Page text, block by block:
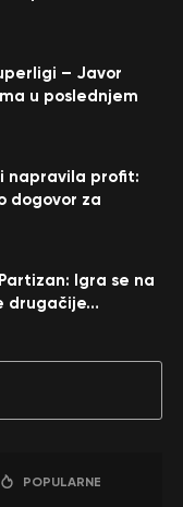
– Javor
u poslednjem
napravila profit:
dogovor za
Igra se na
drugačije…
POPULARNE